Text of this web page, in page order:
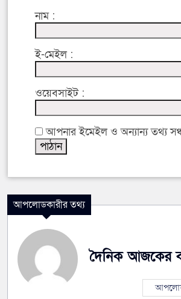
নাম :
ই-মেইল :
ওয়েবসাইট :
আপনার ইমেইল ও অন্যান্য তথ্য
আপলোডকারীর তথ্য
দৈনিক আজকের